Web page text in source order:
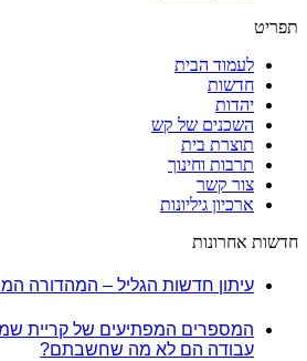
תפריט
לעמוד הבית
חדשות
יהדות
השכנים של קש
תוצרת בית
תרבות וחינוך
צור קשר
ארכיון גיליונות
חדשות אחרונות
עיתון חדשות הגליל – המהדורה
עבודה הם לא מה שחשבתם?